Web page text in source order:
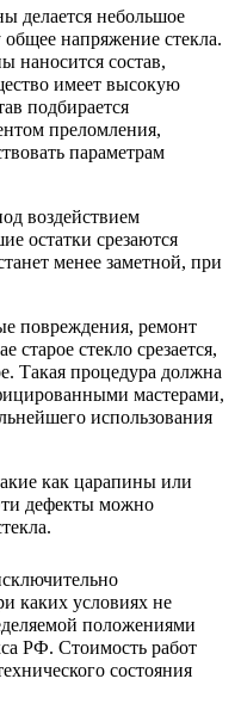
делается небольшое
напряжение стекла.
наносится состав,
имеет высокую
подбирается
преломления,
параметрам
воздействием
остатки срезаются
менее заметной, при
повреждения, ремонт
старое стекло срезается,
Такая процедура должна
мастерами,
использования
как царапины или
дефекты можно
каких условиях не
положениями
РФ. Стоимость работ
состояния